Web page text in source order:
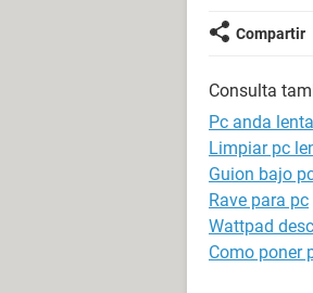
como
Compartir
Consulta
Pc anda lenta
Limpiar pc
Guion bajo
Rave para pc
Wattpad
Como poner